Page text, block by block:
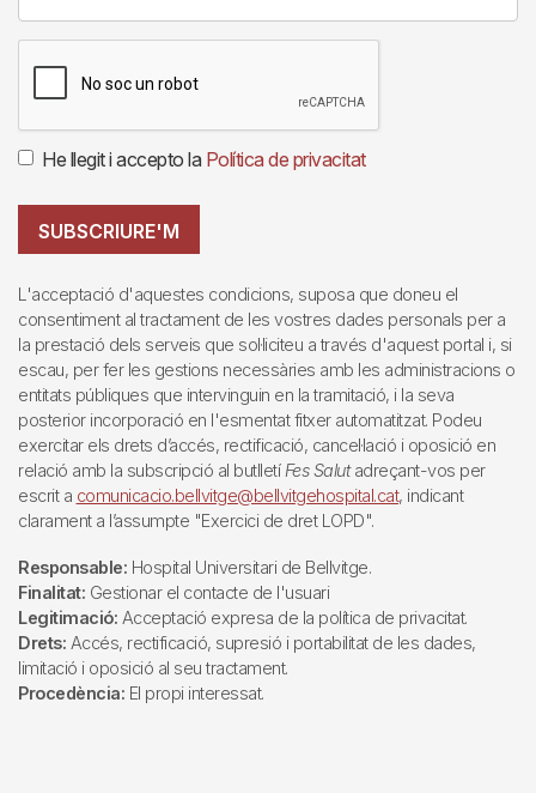
He llegit i accepto la Política de privacitat
SUBSCRIURE'M
L'acceptació d'aquestes condicions, suposa que doneu el
consentiment al tractament de les vostres dades personals per a
la prestació dels serveis que sol·liciteu a través d'aquest portal i, si
escau, per fer les gestions necessàries amb les administracions o
entitats públiques que intervinguin en la tramitació, i la seva
posterior incorporació en l'esmentat fitxer automatitzat. Podeu
exercitar els drets d’accés, rectificació, cancel·lació i oposició en
relació amb la subscripció al butlletí Fes Salutadreçant-vos per
escrit a comunicacio.bellvitge@bellvitgehospital.cat, indicant
clarament a l’assumpte "Exercici de dret LOPD".
Responsable: Hospital Universitari de Bellvitge.
Finalitat: Gestionar el contacte de l'usuari
Legitimació: Acceptació expresa de la política de privacitat.
Drets: Accés, rectificació, supresió i portabilitat de les dades,
limitació i oposició al seu tractament.
Procedència: El propi interessat.